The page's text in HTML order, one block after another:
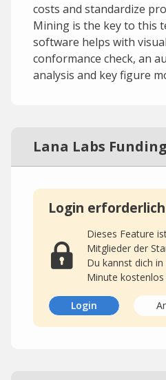
costs and standardize
Mining is the key to this
software helps with
conformance check, an
analysis and key figure
Lana Labs Funding
Login erforderlich
Dieses Feature
Mitglieder der
Du kannst dich in
Minute kostenlos
Login